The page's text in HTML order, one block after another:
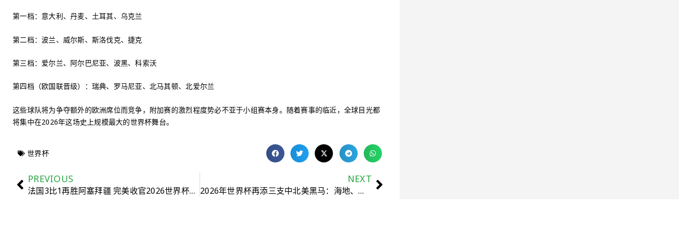
第一档：意大利、丹麦、土耳其、乌克兰
第二档：波兰、威尔斯、斯洛伐克、捷克
第三档：爱尔兰、阿尔巴尼亚、波黑、科索沃
第四档（欧国联晋级）：瑞典、罗马尼亚、北马其顿、北爱尔兰
这些球队将为争夺额外的欧洲席位而竞争，附加赛的激烈程度势必不亚于小组赛本身。随着赛事的临近，全球目光都
将集中在2026年这场史上规模最大的世界杯舞台。
世界杯
PREVIOUS
法国3比1再胜阿塞拜疆 完美收官2026世界杯入选赛
NEXT
2026年世界杯再添三支中北美黑马：海地、巴拿马与库拉索历史性晋级